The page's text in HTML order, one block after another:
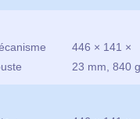
446 × 141 ×
23 mm, 840 g